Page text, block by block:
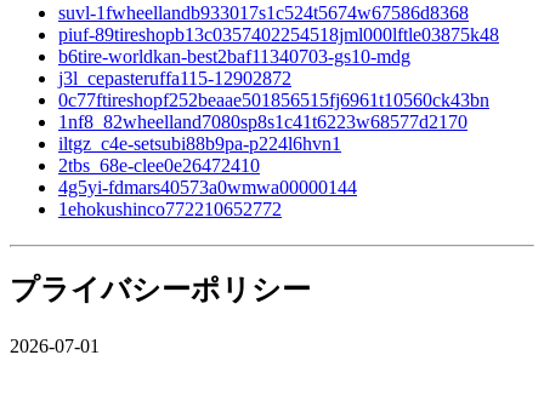
suvl-1fwheellandb933017s1c524t5674w67586d8368
piuf-89tireshopb13c0357402254518jml000lftle03875k48
b6tire-worldkan-best2baf11340703-gs10-mdg
j3l_cepasteruffa115-12902872
0c77ftireshopf252beaae501856515fj6961t10560ck43bn
1nf8_82wheelland7080sp8s1c41t6223w68577d2170
iltgz_c4e-setsubi88b9pa-p224l6hvn1
2tbs_68e-clee0e26472410
4g5yi-fdmars40573a0wmwa00000144
1ehokushinco772210652772
プライバシーポリシー
2026-07-01